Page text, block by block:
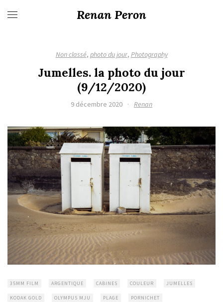
Renan Peron
Non classé, photo du jour, Photography
Jumelles. la photo du jour
(9/12/2020)
9 décembre 2020 · Renan
35MM FILM ARGENTIQUE CABINES COULEUR JUMELLES
KODAK GOLD OLYMPUS MJU PLAGE PORNICHET